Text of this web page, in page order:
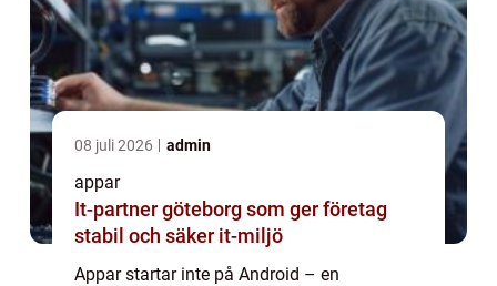
08 juli 2026 admin
appar
It-partner göteborg som ger företag
stabil och säker it-miljö
Appar startar inte på Android – en